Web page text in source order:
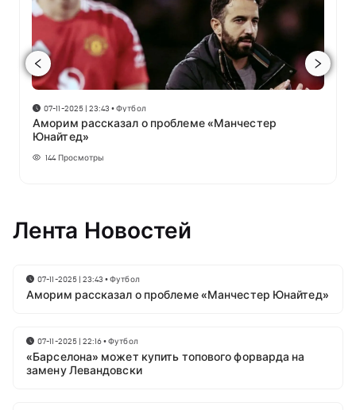
07-11-2025 | 23:43 •Футбол
Аморим рассказал о проблеме «Манчестер
Юнайтед»
144 Просмотры
Лента Новостей
07-11-2025 | 23:43 •Футбол
Аморим рассказал о проблеме «Манчестер Юнайтед»
07-11-2025 | 22:16•Футбол
«Барселона» может купить топового форварда на
замену Левандовски